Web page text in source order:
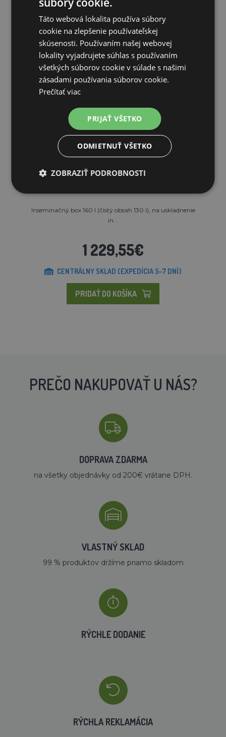
SÚVISIACE PRODUKTY
Doprava zadarmo
Inseminačný box 160 l (čistý obsah 130 l), na uskladnenie
in...
1 229,55€
CENTRÁLNY SKLAD (EXPEDÍCIA 5-7 DNÍ)
PRIDAŤ DO KOŠÍKA
PREČO NAKUPOVAŤ U NÁS?
DOPRAVA ZDARMA
na všetky objednávky od 200€ vrátane DPH.
VLASTNÝ SKLAD
99 % produktov držíme priamo skladom
RÝCHLE DODANIE
RÝCHLA REKLAMÁCIA
Táto webová lokalita používa súbory
cookie na zlepšenie používateľskej
skúsenosti. Používaním našej webovej
lokality vyjadrujete súhlas s používaním
všetkých súborov cookie v súlade s našimi
zásadami používania súborov cookie.
Prečítať viac
PRIJAŤ VŠETKO
ODMIETNUŤ VŠETKO
ZOBRAZIŤ PODROBNOSTI